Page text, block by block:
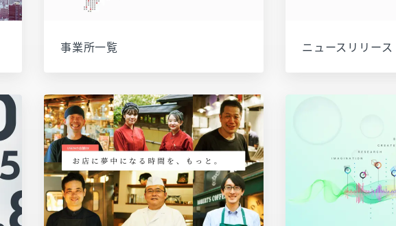
事業所一覧 ニュースリリース